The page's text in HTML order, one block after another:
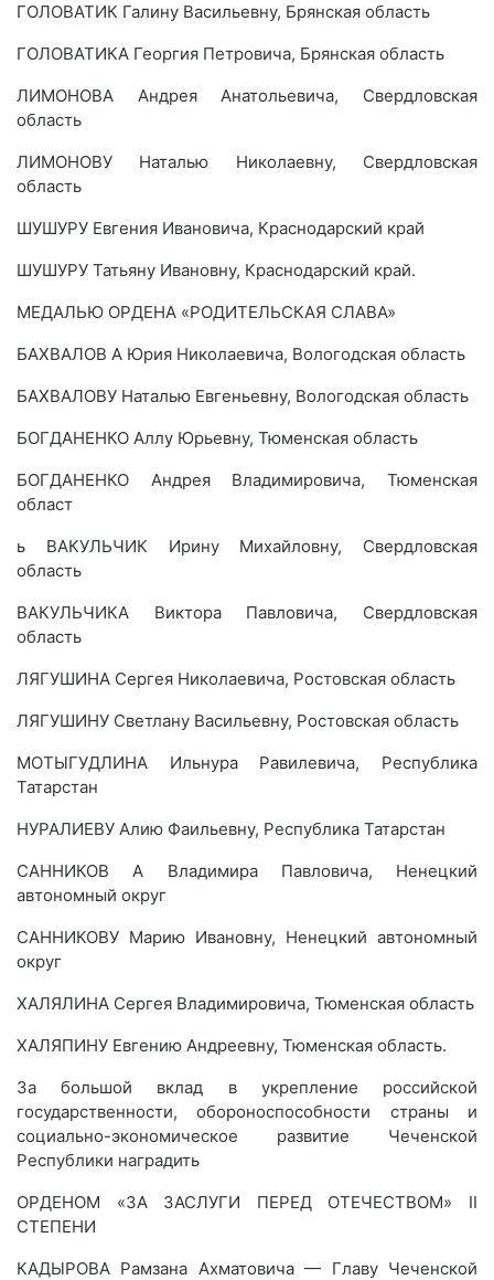
ГОЛОВАТИК Галину Васильевну, Брянская область
ГОЛОВАТИКА Георгия Петровича, Брянская область
ЛИМОНОВА Андрея Анатольевича, Свердловская
область
ЛИМОНОВУ Наталью Николаевну, Свердловская
область
ШУШУРУ Евгения Ивановича, Краснодарский край
ШУШУРУ Татьяну Ивановну, Краснодарский край.
МЕДАЛЬЮ ОРДЕНА «РОДИТЕЛЬСКАЯ СЛАВА»
БАХВАЛОВ А Юрия Николаевича, Вологодская область
БАХВАЛОВУ Наталью Евгеньевну, Вологодская область
БОГДАНЕНКО Аллу Юрьевну, Тюменская область
БОГДАНЕНКО Андрея Владимировича, Тюменская
област
ь ВАКУЛЬЧИК Ирину Михайловну, Свердловская
область
ВАКУЛЬЧИКА Виктора Павловича, Свердловская
область
ЛЯГУШИНА Сергея Николаевича, Ростовская область
ЛЯГУШИНУ Светлану Васильевну, Ростовская область
МОТЫГУДЛИНА Ильнура Равилевича, Республика
Татарстан
НУРАЛИЕВУ Алию Фаильевну, Республика Татарстан
САННИКОВ А Владимира Павловича, Ненецкий
автономный округ
САННИКОВУ Марию Ивановну, Ненецкий автономный
округ
ХАЛЯЛИНА Сергея Владимировича, Тюменская область
ХАЛЯПИНУ Евгению Андреевну, Тюменская область.
За большой вклад в укрепление российской
государственности, обороноспособности страны и
социально-экономическое развитие Чеченской
Республики наградить
ОРДЕНОМ «ЗА ЗАСЛУГИ ПЕРЕД ОТЕЧЕСТВОМ» II
СТЕПЕНИ
КАДЫРОВА Рамзана Ахматовича — Главу Чеченской